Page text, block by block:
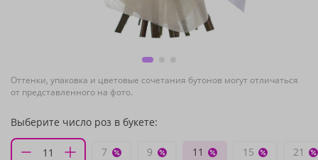
Оттенки, упаковка и цветовые сочетания бутонов могут отличаться
от представленного на фото.
Выберите число роз в букете:
7 9 11 15 21